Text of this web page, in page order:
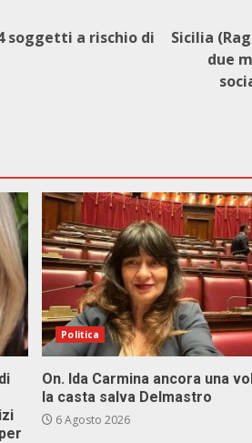
soggetti a rischio di
Sicilia
due
Politica
On. Ida Carmina ancora una
la casta salva Delmastro
6 Agosto 2026